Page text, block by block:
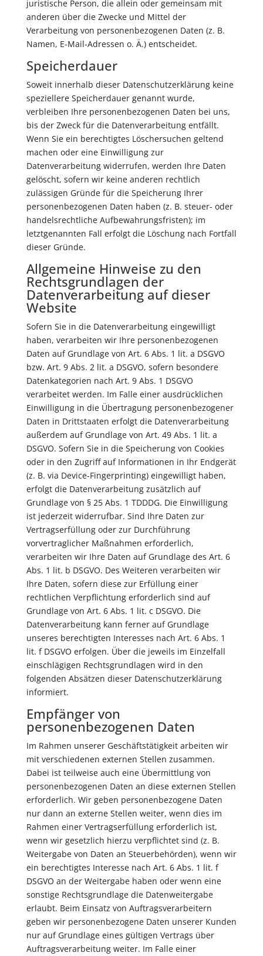
juristische Person, die allein oder gemeinsam mit
anderen über die Zwecke und Mittel der
Verarbeitung von personenbezogenen Daten (z. B.
Namen, E-Mail-Adressen o. Ä.) entscheidet.
Speicherdauer
Soweit innerhalb dieser Datenschutzerklärung keine
speziellere Speicherdauer genannt wurde,
verbleiben Ihre personenbezogenen Daten bei uns,
bis der Zweck für die Datenverarbeitung entfällt.
Wenn Sie ein berechtigtes Löschersuchen geltend
machen oder eine Einwilligung zur
Datenverarbeitung widerrufen, werden Ihre Daten
gelöscht, sofern wir keine anderen rechtlich
zulässigen Gründe für die Speicherung Ihrer
personenbezogenen Daten haben (z. B. steuer- oder
handelsrechtliche Aufbewahrungsfristen); im
letztgenannten Fall erfolgt die Löschung nach Fortfall
dieser Gründe.
Allgemeine Hinweise zu den
Rechtsgrundlagen der
Datenverarbeitung auf dieser
Website
Sofern Sie in die Datenverarbeitung eingewilligt
haben, verarbeiten wir Ihre personenbezogenen
Daten auf Grundlage von Art. 6 Abs. 1 lit. a DSGVO
bzw. Art. 9 Abs. 2 lit. a DSGVO, sofern besondere
Datenkategorien nach Art. 9 Abs. 1 DSGVO
verarbeitet werden. Im Falle einer ausdrücklichen
Einwilligung in die Übertragung personenbezogener
Daten in Drittstaaten erfolgt die Datenverarbeitung
außerdem auf Grundlage von Art. 49 Abs. 1 lit. a
DSGVO. Sofern Sie in die Speicherung von Cookies
oder in den Zugriff auf Informationen in Ihr Endgerät
(z. B. via Device-Fingerprinting) eingewilligt haben,
erfolgt die Datenverarbeitung zusätzlich auf
Grundlage von § 25 Abs. 1 TDDDG. Die Einwilligung
ist jederzeit widerrufbar. Sind Ihre Daten zur
Vertragserfüllung oder zur Durchführung
vorvertraglicher Maßnahmen erforderlich,
verarbeiten wir Ihre Daten auf Grundlage des Art. 6
Abs. 1 lit. b DSGVO. Des Weiteren verarbeiten wir
Ihre Daten, sofern diese zur Erfüllung einer
rechtlichen Verpflichtung erforderlich sind auf
Grundlage von Art. 6 Abs. 1 lit. c DSGVO. Die
Datenverarbeitung kann ferner auf Grundlage
unseres berechtigten Interesses nach Art. 6 Abs. 1
lit. f DSGVO erfolgen. Über die jeweils im Einzelfall
einschlägigen Rechtsgrundlagen wird in den
folgenden Absätzen dieser Datenschutzerklärung
informiert.
Empfänger von
personenbezogenen Daten
Im Rahmen unserer Geschäftstätigkeit arbeiten wir
mit verschiedenen externen Stellen zusammen.
Dabei ist teilweise auch eine Übermittlung von
personenbezogenen Daten an diese externen Stellen
erforderlich. Wir geben personenbezogene Daten
nur dann an externe Stellen weiter, wenn dies im
Rahmen einer Vertragserfüllung erforderlich ist,
wenn wir gesetzlich hierzu verpflichtet sind (z. B.
Weitergabe von Daten an Steuerbehörden), wenn wir
ein berechtigtes Interesse nach Art. 6 Abs. 1 lit. f
DSGVO an der Weitergabe haben oder wenn eine
sonstige Rechtsgrundlage die Datenweitergabe
erlaubt. Beim Einsatz von Auftragsverarbeitern
geben wir personenbezogene Daten unserer Kunden
nur auf Grundlage eines gültigen Vertrags über
Auftragsverarbeitung weiter. Im Falle einer